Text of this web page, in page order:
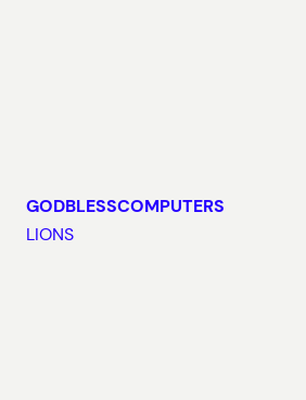
GODBLESSCOMPUTERS
LIONS